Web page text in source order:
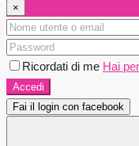
×
Ricordati di me Hai
Accedi
Fai il login con facebook